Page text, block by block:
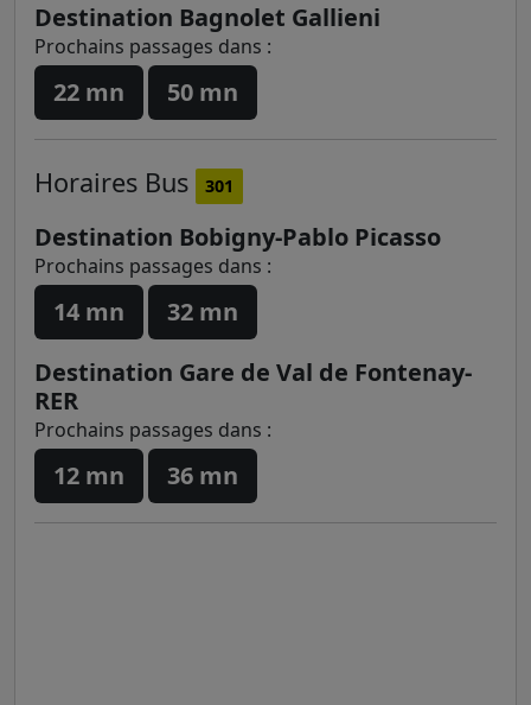
Destination Bagnolet Gallieni
Prochains passages dans :
22 mn 50 mn
Horaires Bus 301
Destination Bobigny-Pablo Picasso
Prochains passages dans :
14 mn
32 mn
Destination Gare de Val de Fontenay-
RER
Prochains passages dans :
12 mn 36 mn